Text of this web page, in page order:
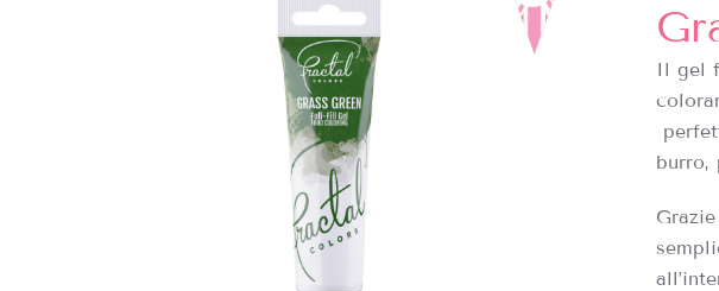
Il gel
burro,